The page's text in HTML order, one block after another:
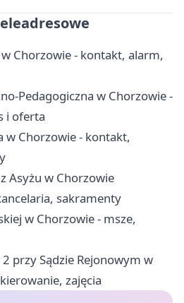
Chorzowie - kontakt, alarm,
Pedagogiczna w Chorzowie -
i oferta
w Chorzowie - kontakt,
Asyżu w Chorzowie
sakramenty
w Chorzowie - msze,
przy Sądzie Rejonowym w
zajęcia